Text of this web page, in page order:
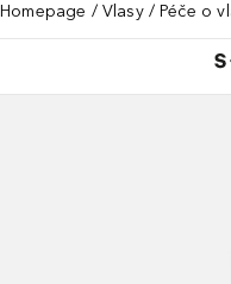
Homepage Vlasy Péče o